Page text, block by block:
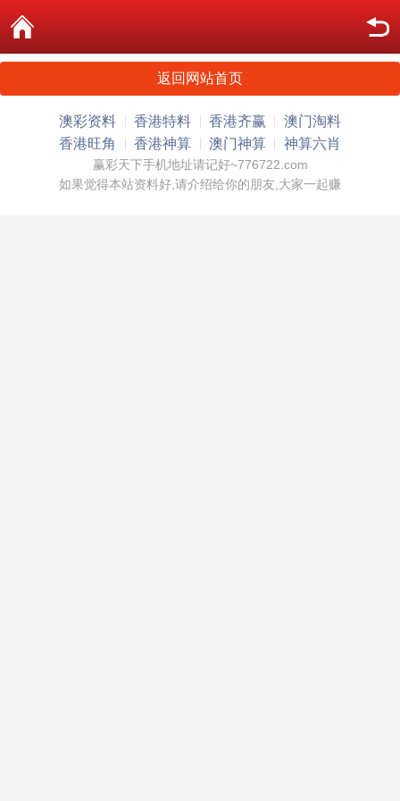
返回网站首页
澳彩资料 香港特料 香港齐赢
澳门淘料
香港旺角
香港神算 澳门神算 神算六肖
赢彩天下手机地址请记好~776722.com
如果觉得本站资料好,请介绍给你的朋友,大家一起赚